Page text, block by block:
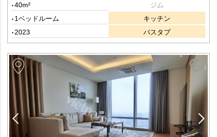
40m²
1ベッドルーム
2023
ジム
キッチン
バスタブ